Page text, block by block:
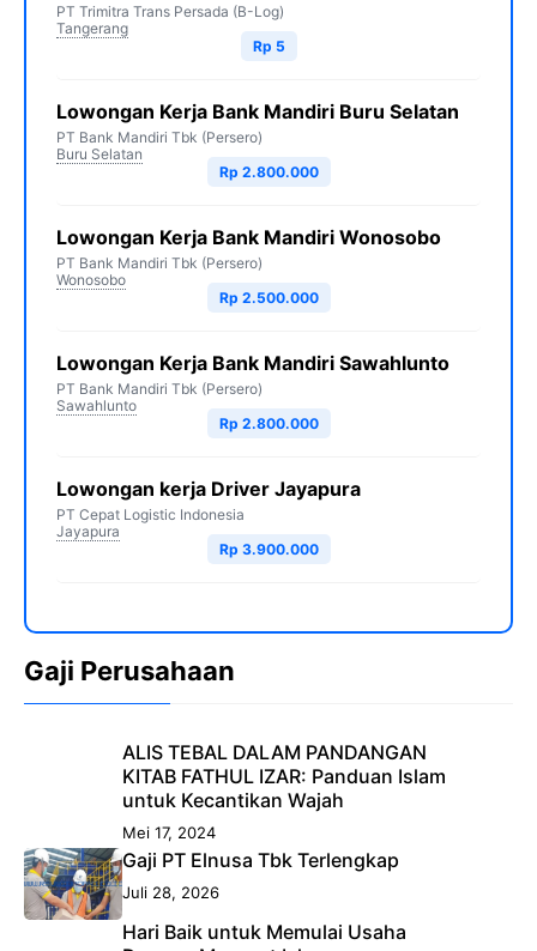
PT Trimitra Trans Persada (B-Log)
Tangerang
Rp 5
Lowongan Kerja Bank Mandiri Buru Selatan
PT Bank Mandiri Tbk (Persero)
Buru Selatan
Rp 2.800.000
Lowongan Kerja Bank Mandiri Wonosobo
PT Bank Mandiri Tbk (Persero)
Wonosobo
Rp 2.500.000
Lowongan Kerja Bank Mandiri Sawahlunto
PT Bank Mandiri Tbk (Persero)
Sawahlunto
Rp 2.800.000
Lowongan kerja Driver Jayapura
PT Cepat Logistic Indonesia
Jayapura
Rp 3.900.000
Gaji Perusahaan
ALIS TEBAL DALAM PANDANGAN
KITAB FATHUL IZAR: Panduan Islam
untuk Kecantikan Wajah
Mei 17, 2024
Gaji PT Elnusa Tbk Terlengkap
Juli 28, 2026
Hari Baik untuk Memulai Usaha